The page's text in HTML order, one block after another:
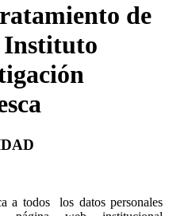
de
Instituto
a todos los datos personales